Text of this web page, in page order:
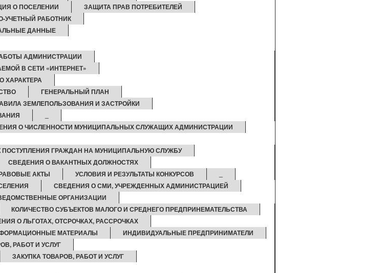
О ПОСЕЛЕНИИ
ЗАЩИТА ПРАВ ПОТРЕБИТЕЛЕЙ
УЧЕТНЫЙ РАБОТНИК
ДАННЫЕ
АДМИНИСТРАЦИИ
В СЕТИ «ИНТЕРНЕТ»
ХАРАКТЕРА
ГЕНЕРАЛЬНЫЙ ПЛАН
ЗЕМЛЕПОЛЬЗОВАНИЯ И ЗАСТРОЙКИ
О ЧИСЛЕННОСТИ МУНИЦИПАЛЬНЫХ СЛУЖАЩИХ АДМИНИСТРАЦИИ
ПОСТУПЛЕНИЯ ГРАЖДАН НА МУНИЦИПАЛЬНУЮ СЛУЖБУ
СВЕДЕНИЯ О ВАКАНТНЫХ ДОЛЖНОСТЯХ
АКТЫ УСЛОВИЯ И РЕЗУЛЬТАТЫ КОНКУРСОВ
СВЕДЕНИЯ О СМИ, УЧРЕЖДЕННЫХ АДМИНИСТРАЦИЕЙ
ОРГАНИЗАЦИИ
КОЛИЧЕСТВО СУБЪЕКТОВ МАЛОГО И СРЕДНЕГО ПРЕДПРИНЕМАТЕЛЬСТВА
О ЛЬГОТАХ, ОТСРОЧКАХ, РАССРОЧКАХ
МАТЕРИАЛЫ
ИНДИВИДУАЛЬНЫЕ ПРЕДПРИНИМАТЕЛИ
РАБОТ И УСЛУГ
ЗАКУПКА ТОВАРОВ, РАБОТ И УСЛУГ